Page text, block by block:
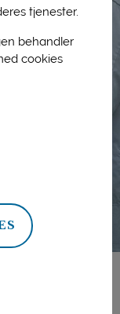
tjenester.
behandler
cookies